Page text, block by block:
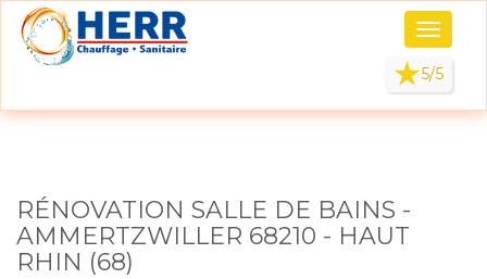
5/5
Toggle
RÉNOVATION SALLE DE BAINS -
AMMERTZWILLER 68210 - HAUT
RHIN (68)
Panneau de gestion des cookies